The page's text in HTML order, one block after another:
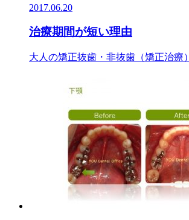
2017.06.20
治療期間が短い理由
大人の矯正抜歯・非抜歯（矯正治療）